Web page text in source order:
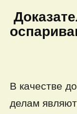
В качестве
делам